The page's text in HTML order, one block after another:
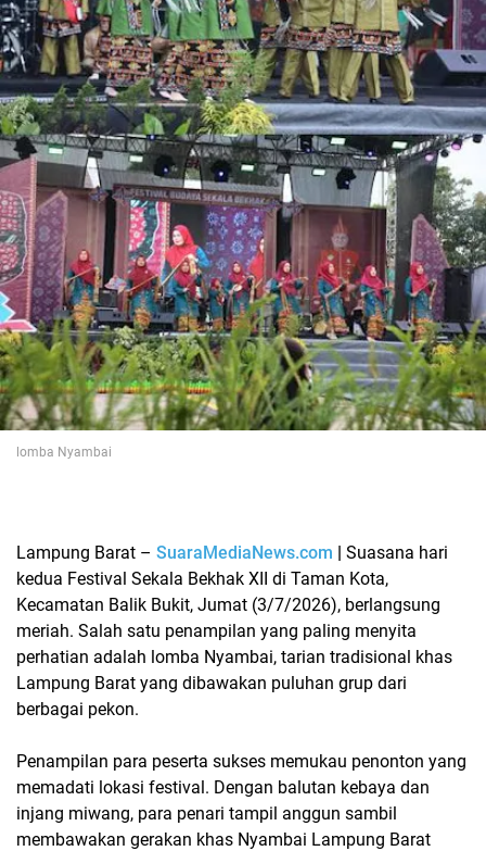
lomba Nyambai
Lampung Barat – SuaraMediaNews.com | Suasana hari
kedua Festival Sekala Bekhak XII di Taman Kota,
Kecamatan Balik Bukit, Jumat (3/7/2026), berlangsung
meriah. Salah satu penampilan yang paling menyita
perhatian adalah lomba Nyambai, tarian tradisional khas
Lampung Barat yang dibawakan puluhan grup dari
berbagai pekon.
Penampilan para peserta sukses memukau penonton yang
memadati lokasi festival. Dengan balutan kebaya dan
injang miwang, para penari tampil anggun sambil
membawakan gerakan khas Nyambai Lampung Barat